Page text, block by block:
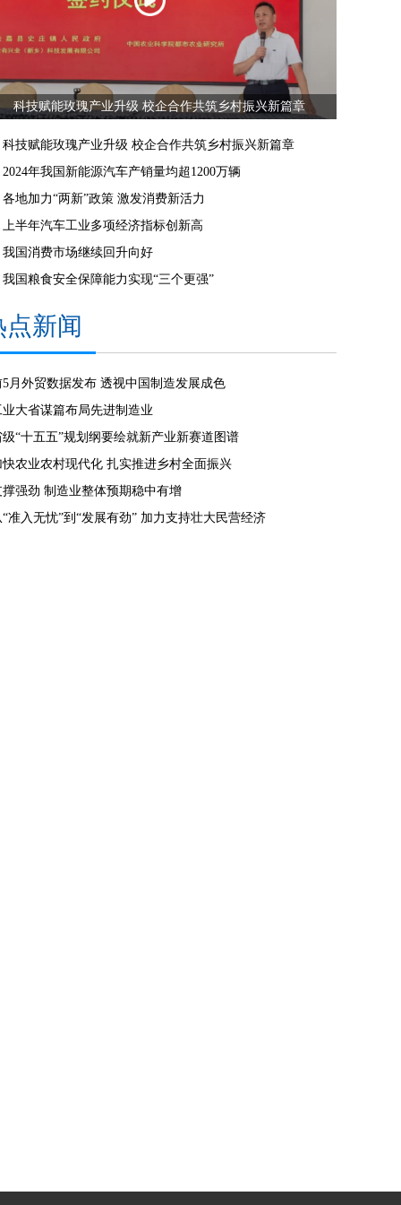
科技赋能玫瑰产业升级 校企合作共筑乡村振兴新篇章
科技赋能玫瑰产业升级 校企合作共筑乡村振兴新篇章
2024年我国新能源汽车产销量均超1200万辆
各地加力“两新”政策 激发消费新活力
上半年汽车工业多项经济指标创新高
我国消费市场继续回升向好
我国粮食安全保障能力实现“三个更强”
点新闻
5月外贸数据发布 透视中国制造发展成色
业大省谋篇布局先进制造业
级“十五五”规划纲要绘就新产业新赛道图谱
快农业农村现代化 扎实推进乡村全面振兴
撑强劲 制造业整体预期稳中有增
“准入无忧”到“发展有劲” 加力支持壮大民营经济